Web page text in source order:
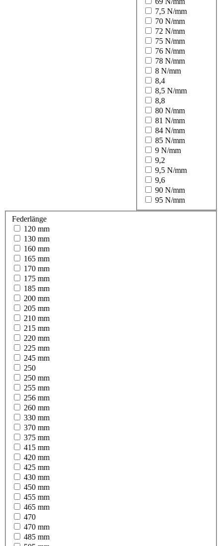
7,5 N/mm
70 N/mm
72 N/mm
75 N/mm
76 N/mm
78 N/mm
8 N/mm
8,4
8,5 N/mm
8,8
80 N/mm
81 N/mm
84 N/mm
85 N/mm
9 N/mm
9,2
9,5 N/mm
9,6
90 N/mm
95 N/mm
Federlänge
120 mm
130 mm
160 mm
165 mm
170 mm
175 mm
185 mm
200 mm
205 mm
210 mm
215 mm
220 mm
225 mm
245 mm
250
250 mm
255 mm
256 mm
260 mm
330 mm
370 mm
375 mm
415 mm
420 mm
425 mm
430 mm
450 mm
455 mm
465 mm
470
470 mm
485 mm